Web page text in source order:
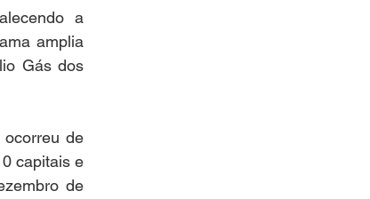
a
amplia
Gás dos
de
capitais e
de